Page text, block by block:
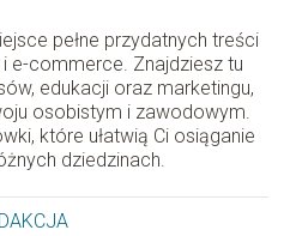
pełne przydatnych treści
e-commerce. Znajdziesz tu
edukacji oraz marketingu,
osobistym i zawodowym.
które ułatwią Ci osiąganie
dziedzinach.